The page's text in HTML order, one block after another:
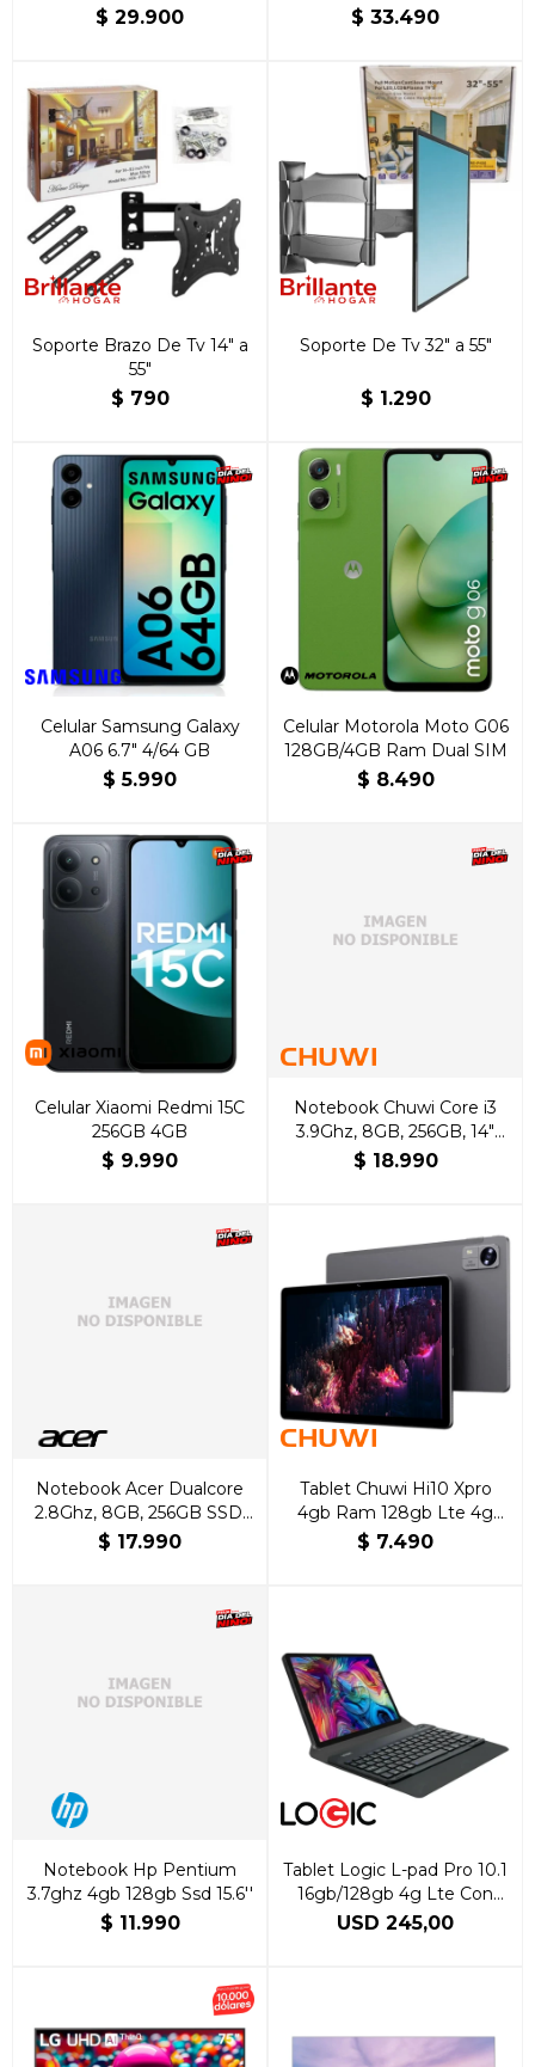
$ 29.900 $ 33.490
Soporte Brazo De Tv 14" a
55"
$ 790
Soporte De Tv 32" a 55"
$ 1.290
Celular Samsung Galaxy
A06 6.7" 4/64 GB
$ 5.990
Celular Motorola Moto G06
128GB/4GB Ram Dual SIM
$ 8.490
Celular Xiaomi Redmi 15C
256GB 4GB
$ 9.990
Notebook Chuwi Core i3
3.9Ghz, 8GB, 256GB, 14"
FHD, Español
$ 18.990
Notebook Acer Dualcore
2.8Ghz, 8GB, 256GB SSD,
15.6" FHD
$ 17.990
Tablet Chuwi Hi10 Xpro
4gb Ram 128gb Lte 4g
10,1″
$ 7.490
Notebook Hp Pentium
3.7ghz 4gb 128gb Ssd 15.6''
$ 11.990
Tablet Logic L-pad Pro 10.1
16gb/128gb 4g Lte Con
Teclado
USD 245,00